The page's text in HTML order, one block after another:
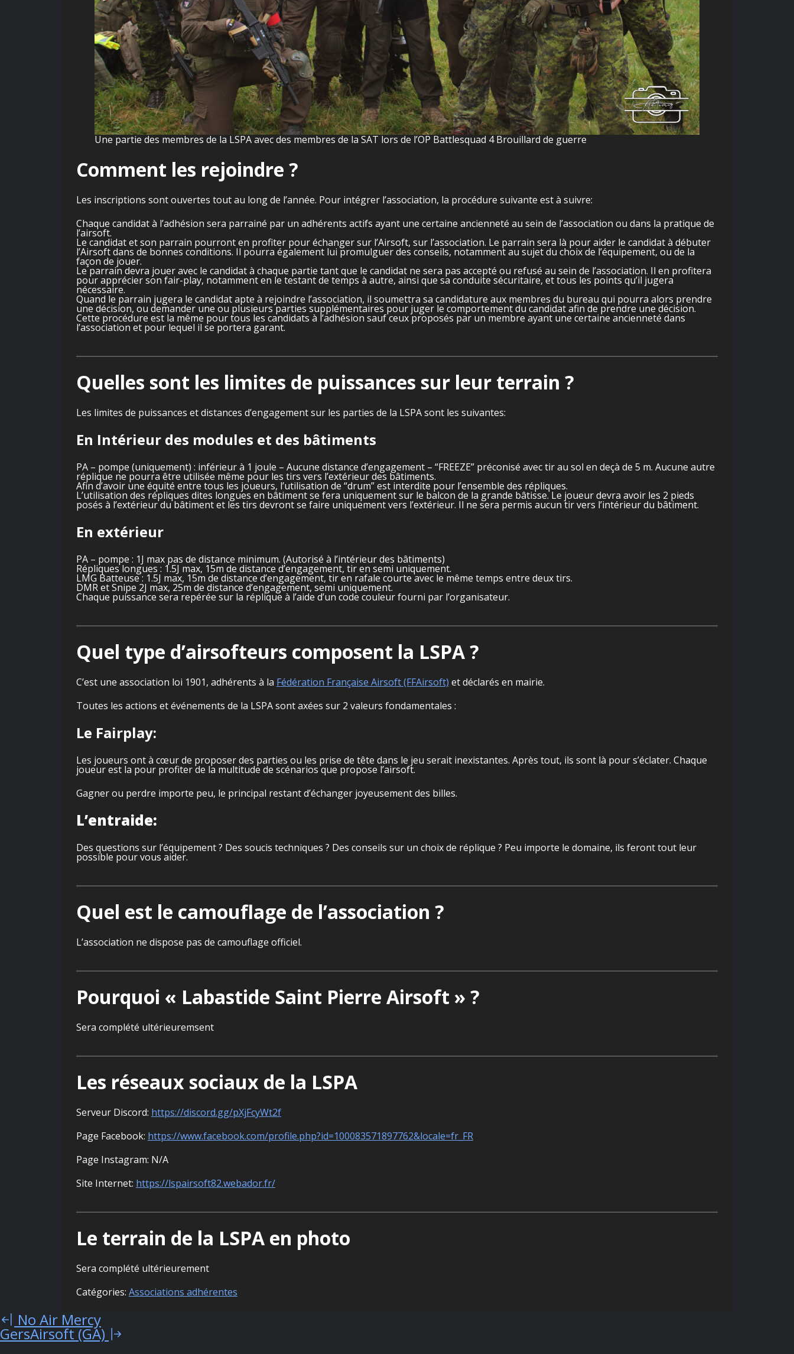
Une partie des membres de la LSPA avec des membres de la SAT lors de l’OP Battlesquad 4 Brouillard de guerre
Comment les rejoindre ?
Les inscriptions sont ouvertes tout au long de l’année. Pour intégrer l’association, la procédure suivante est à suivre:
Chaque candidat à l’adhésion sera parrainé par un adhérents actifs ayant une certaine ancienneté au sein de l’association ou dans la pratique de
l’airsoft.
Le candidat et son parrain pourront en profiter pour échanger sur l’Airsoft, sur l’association. Le parrain sera là pour aider le candidat à débuter
l’Airsoft dans de bonnes conditions. Il pourra également lui promulguer des conseils, notamment au sujet du choix de l’équipement, ou de la
façon de jouer.
Le parrain devra jouer avec le candidat à chaque partie tant que le candidat ne sera pas accepté ou refusé au sein de l’association. Il en profitera
pour apprécier son fair-play, notamment en le testant de temps à autre, ainsi que sa conduite sécuritaire, et tous les points qu’il jugera
nécessaire.
Quand le parrain jugera le candidat apte à rejoindre l’association, il soumettra sa candidature aux membres du bureau qui pourra alors prendre
une décision, ou demander une ou plusieurs parties supplémentaires pour juger le comportement du candidat afin de prendre une décision.
Cette procédure est la même pour tous les candidats à l’adhésion sauf ceux proposés par un membre ayant une certaine ancienneté dans
l’association et pour lequel il se portera garant.
Quelles sont les limites de puissances sur leur terrain ?
Les limites de puissances et distances d’engagement sur les parties de la LSPA sont les suivantes:
En Intérieur des modules et des bâtiments
PA – pompe (uniquement) : inférieur à 1 joule – Aucune distance d’engagement – “FREEZE” préconisé avec tir au sol en deçà de 5 m. Aucune autre
réplique ne pourra être utilisée même pour les tirs vers l’extérieur des bâtiments.
Afin d’avoir une équité entre tous les joueurs, l’utilisation de “drum” est interdite pour l’ensemble des répliques.
L’utilisation des répliques dites longues en bâtiment se fera uniquement sur le balcon de la grande bâtisse. Le joueur devra avoir les 2 pieds
posés à l’extérieur du bâtiment et les tirs devront se faire uniquement vers l’extérieur. Il ne sera permis aucun tir vers l’intérieur du bâtiment.
En extérieur
PA – pompe : 1J max pas de distance minimum. (Autorisé à l’intérieur des bâtiments)
Répliques longues : 1.5J max, 15m de distance d’engagement, tir en semi uniquement.
LMG Batteuse : 1.5J max, 15m de distance d’engagement, tir en rafale courte avec le même temps entre deux tirs.
DMR et Snipe 2J max, 25m de distance d’engagement, semi uniquement.
Chaque puissance sera repérée sur la réplique à l’aide d’un code couleur fourni par l’organisateur.
Quel type d’airsofteurs composent la LSPA ?
C’est une association loi 1901, adhérents à la Fédération Française Airsoft (FFAirsoft) et déclarés en mairie.
Toutes les actions et événements de la LSPA sont axées sur 2 valeurs fondamentales :
Le Fairplay:
Les joueurs ont à cœur de proposer des parties ou les prise de tête dans le jeu serait inexistantes. Après tout, ils sont là pour s’éclater. Chaque
joueur est la pour profiter de la multitude de scénarios que propose l’airsoft.
Gagner ou perdre importe peu, le principal restant d’échanger joyeusement des billes.
L’entraide:
Des questions sur l’équipement ? Des soucis techniques ? Des conseils sur un choix de réplique ? Peu importe le domaine, ils feront tout leur
possible pour vous aider.
Quel est le camouflage de l’association ?
L’association ne dispose pas de camouflage officiel.
Pourquoi « Labastide Saint Pierre Airsoft » ?
Sera complété ultérieuremsent
Les réseaux sociaux de la LSPA
Serveur Discord: https://discord.gg/pXjFcyWt2f
Page Facebook: https://www.facebook.com/profile.php?id=100083571897762&locale=fr_FR
Page Instagram: N/A
Site Internet: https://lspairsoft82.webador.fr/
Le terrain de la LSPA en photo
Sera complété ultérieurement
Catégories: Associations adhérentes
Navigation
de
No Air Mercy
GersAirsoft (GA)